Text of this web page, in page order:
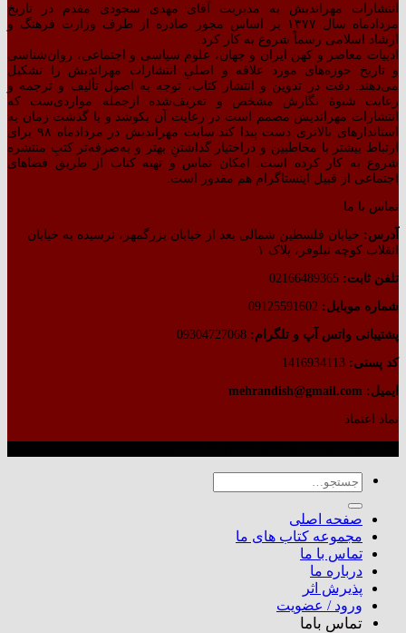
انتشارات مهراندیش به مدیریت آقای مهدی سجودی مقدم در تاریخ
مردادماه سال ۱۳۷۷ بر اساس مجوز صادره از طرف وزارت فرهنگ و
ارشاد اسلامی رسماً شروع به کار کرد.
ادبیات معاصر و کهن ایران و جهان، علوم سیاسی و اجتماعی، روان‌شناسی
و تاریخ حوزه‌های مورد علاقه و اصلیِ انتشارات مهراندیش را تشکیل
می‌دهند. دقت در تدوین و انتشار کتاب،‌ توجه به اصول تألیف و ترجمه و
رعایت شیوهٔ نگارش مشخص و تعریف‌شده ازجمله مواردی‌ست که
انتشارات مهراندیش مصمم است در رعایت آن بکوشد و با گذشت زمان به
استاندارهای بالاتری دست پیدا کند.سایت مهراندیش در مردادماه ۹۸ برای
ارتباط بیشتر با مخاطبین و دراختیار گذاشتنِ بهتر و به‌صرفه‌تر کتبِ منتشره
شروع به کار کرده است. امکان تماس و تهیه کتاب از طریق فضاهای
اجتماعی از قبیل اینستاگرام هم مقدور است.
تماس با ما
آدرس: خیابان فلسطین شمالی بعد از خیابان بزرگمهر، نرسیده به خیابان
انقلاب کوچه نیلوفر، پلاک ۱
تلفن ثابت:
شماره موبایل:
پشتیبانی واتس آپ و تلگرام:
کد پستی:
ایمیل: mehrandish@gmail.com
نماد اعتماد
جستجو
برای:
صفحه اصلی
مجموعه کتاب های ما
تماس با ما
درباره ما
پذیرش اثر
ورود / عضویت
تماس باما